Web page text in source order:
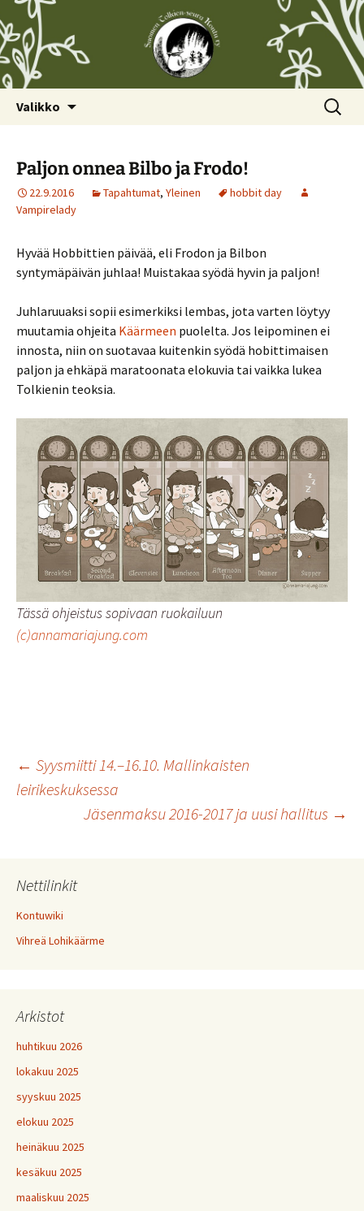
Valikko Haku:
Paljon onnea Bilbo ja Frodo!
22.9.2016 Tapahtumat, Yleinen
hobbit day
Vampirelady
Hyvää Hobbittien päivää, eli Frodon ja Bilbon
syntymäpäivän juhlaa! Muistakaa syödä hyvin ja paljon!
Juhlaruuaksi sopii esimerkiksi lembas, jota varten löytyy
muutamia ohjeita Käärmeen puolelta. Jos leipominen ei
innosta, niin on suotavaa kuitenkin syödä hobittimaisen
paljon ja ehkäpä maratoonata elokuvia tai vaikka lukea
Tolkienin teoksia.
Tässä ohjeistus sopivaan ruokailuun
(c)annamariajung.com
Artikkelien
selaus
← Syysmiitti 14.–16.10. Mallinkaisten
leirikeskuksessa
Jäsenmaksu 2016-2017 ja uusi hallitus →
Nettilinkit
Kontuwiki
Vihreä Lohikäärme
Arkistot
huhtikuu 2026
lokakuu 2025
syyskuu 2025
elokuu 2025
heinäkuu 2025
kesäkuu 2025
maaliskuu 2025